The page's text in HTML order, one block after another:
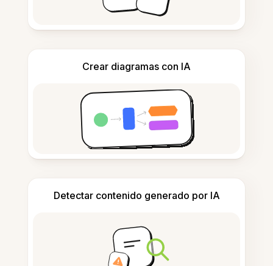
Crear diagramas con IA
Detectar contenido generado por IA